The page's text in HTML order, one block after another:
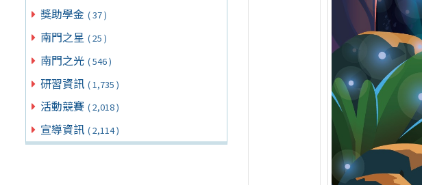
獎助學金 ( 37 )
南門之星 ( 25 )
南門之光 ( 546 )
研習資訊 ( 1,735 )
活動競賽 ( 2,018 )
宣導資訊 ( 2,114 )